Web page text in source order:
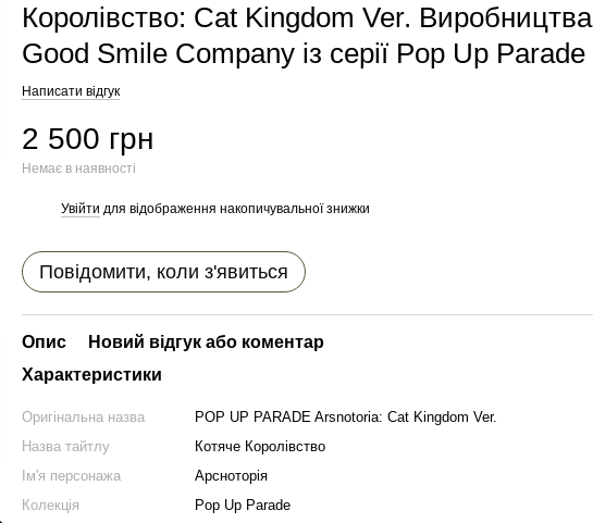
Королівство: Cat Kingdom Ver. Виробництва
Good Smile Company із серії Pop Up Parade
Написати відгук
2 500 грн
Немає в наявності
Увійти для відображення накопичувальної знижки
Повідомити, коли з'явиться
Опис
Новий відгук або коментар
Характеристики
Оригінальна назва
POP UP PARADE Arsnotoria: Cat Kingdom Ver.
Назва тайтлу
Котяче Королівство
Ім'я персонажа
Арснотoрія
Колекція
Pop Up Parade